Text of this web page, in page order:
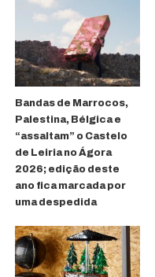
Bandas de Marrocos,
Palestina, Bélgica e
“assaltam” o Castelo
de Leiria no Ágora
2026; edição deste
ano fica marcada por
uma despedida